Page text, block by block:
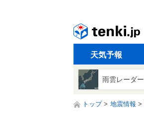
天気予報
雨雲レーダー
トップ 地震情報